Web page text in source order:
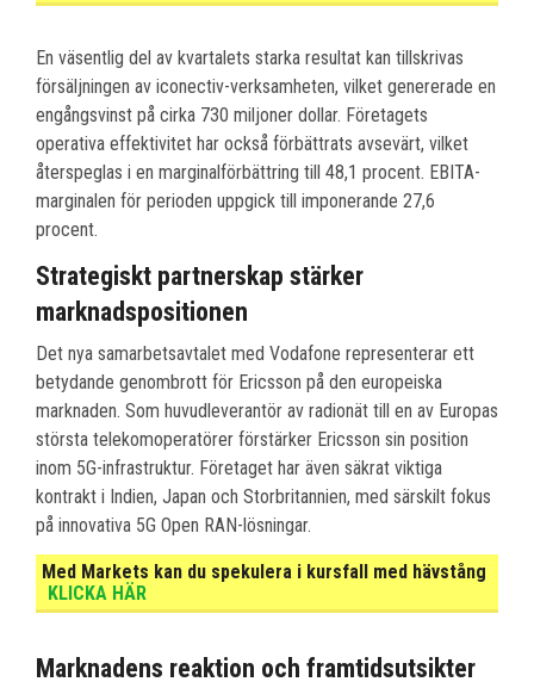
En väsentlig del av kvartalets starka resultat kan tillskrivas
försäljningen av iconectiv-verksamheten, vilket genererade en
engångsvinst på cirka 730 miljoner dollar. Företagets
operativa effektivitet har också förbättrats avsevärt, vilket
återspeglas i en marginalförbättring till 48,1 procent. EBITA-
marginalen för perioden uppgick till imponerande 27,6
procent.
Strategiskt partnerskap stärker
marknadspositionen
Det nya samarbetsavtalet med Vodafone representerar ett
betydande genombrott för Ericsson på den europeiska
marknaden. Som huvudleverantör av radionät till en av Europas
största telekomoperatörer förstärker Ericsson sin position
inom 5G-infrastruktur. Företaget har även säkrat viktiga
kontrakt i Indien, Japan och Storbritannien, med särskilt fokus
på innovativa 5G Open RAN-lösningar.
Med Markets kan du spekulera i kursfall med hävstång
KLICKA HÄR
Marknadens reaktion och framtidsutsikter